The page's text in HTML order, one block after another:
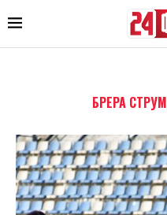
БРЕРА